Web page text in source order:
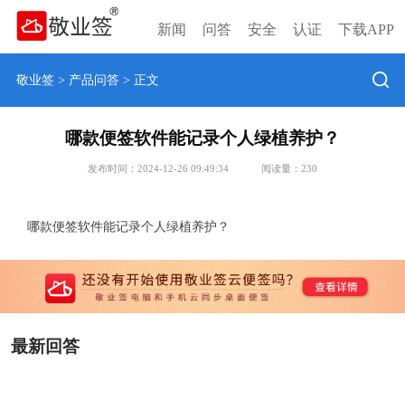
新闻 问答 安全 认证 下载APP
敬业签> 产品问答> 正文
哪款便签软件能记录个人绿植养护？
发布时间：2024-12-26 09:49:34 阅读量： 230
哪款便签软件能记录个人绿植养护？
最新回答